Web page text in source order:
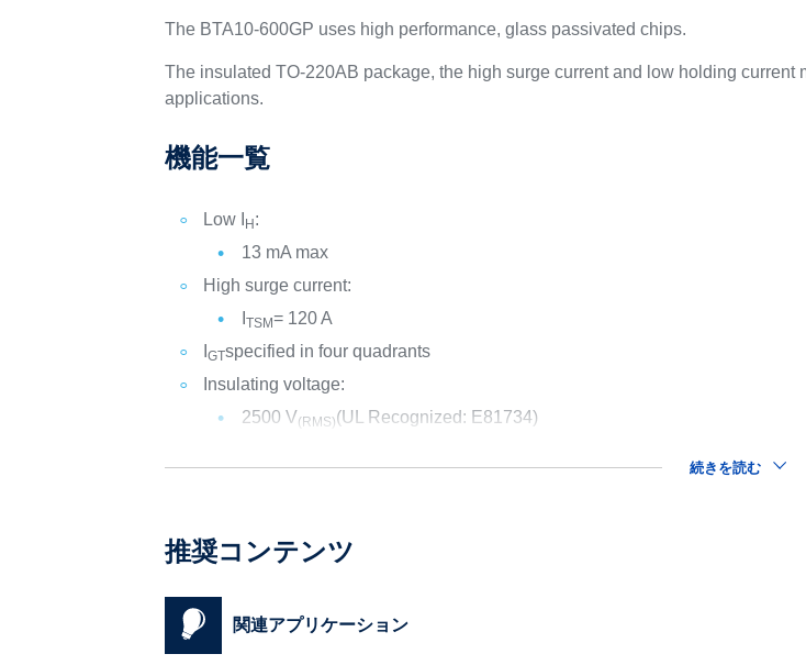
The BTA10-600GP uses high performance, glass passivated chips.
The insulated TO-220AB package, the high surge current and low holding
applications.
機能一覧
Low I H :
13 mA max
High surge current:
ITSM= 120 A
IGTspecified in four quadrants
Insulating voltage:
2500 V(RMS)(UL Recognized: E81734)
続きを読む
推奨コンテンツ
関連アプリケーション